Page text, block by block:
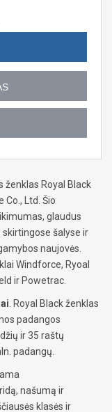
ženklas Royal Black
Ltd. Šio
glaudus
šalyse ir
naujovės.
Windforce, Ryoal
ir Powetrac.
. Royal Black ženklas
padangos
ir 35 raštų
padangų.
našumą ir
klasės ir